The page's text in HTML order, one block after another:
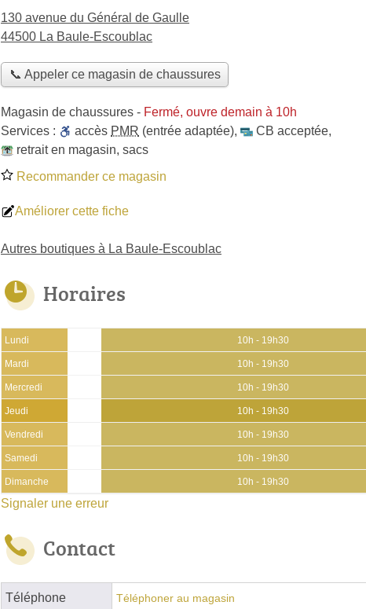
130 avenue du Général de Gaulle
44500 La Baule-Escoublac
📞 Appeler ce magasin de chaussures
Magasin de chaussures - Fermé, ouvre demain à 10h
Services :
accès PMR (entrée adaptée), CB acceptée,
retrait en magasin, sacs
Recommander ce magasin
Améliorer cette fiche
Autres boutiques à La Baule-Escoublac
Horaires
Lundi 10h - 19h30
Mardi 10h - 19h30
Mercredi 10h - 19h30
Jeudi 10h - 19h30
Vendredi 10h - 19h30
Samedi 10h - 19h30
Dimanche 10h - 19h30
Signaler une erreur
Contact
Téléphone Téléphoner au magasin